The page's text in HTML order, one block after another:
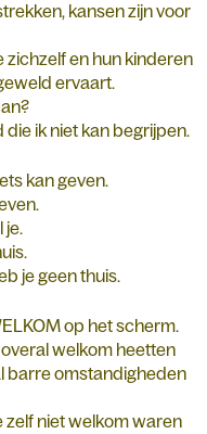
kansen zijn voor
zichzelf en hun kinderen
ervaart.
die ik niet kan begrijpen.
kan geven.
je.
je geen thuis.
op het scherm.
overal welkom heetten
barre omstandigheden
zelf niet welkom waren